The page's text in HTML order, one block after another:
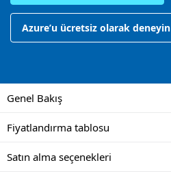
Azure’u ücretsiz olarak deneyin
Genel Bakış
Fiyatlandırma tablosu
Satın alma seçenekleri